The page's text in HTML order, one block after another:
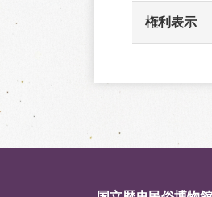
権利表示